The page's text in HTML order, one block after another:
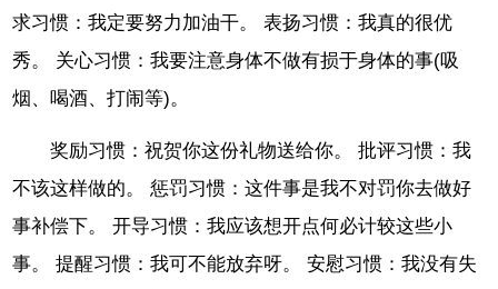
求习惯：我定要努力加油干。 表扬习惯：我真的很优
秀。 关心习惯：我要注意身体不做有损于身体的事(吸
烟、喝酒、打闹等)。
奖励习惯：祝贺你这份礼物送给你。 批评习惯：我
不该这样做的。 惩罚习惯：这件事是我不对罚你去做好
事补偿下。 开导习惯：我应该想开点何必计较这些小
事。 提醒习惯：我可不能放弃呀。 安慰习惯：我没有失